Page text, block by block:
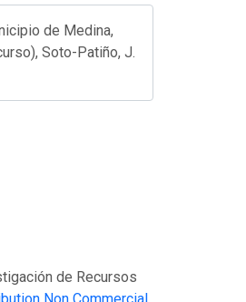
de Medina,
Soto-Patiño, J.
de Recursos